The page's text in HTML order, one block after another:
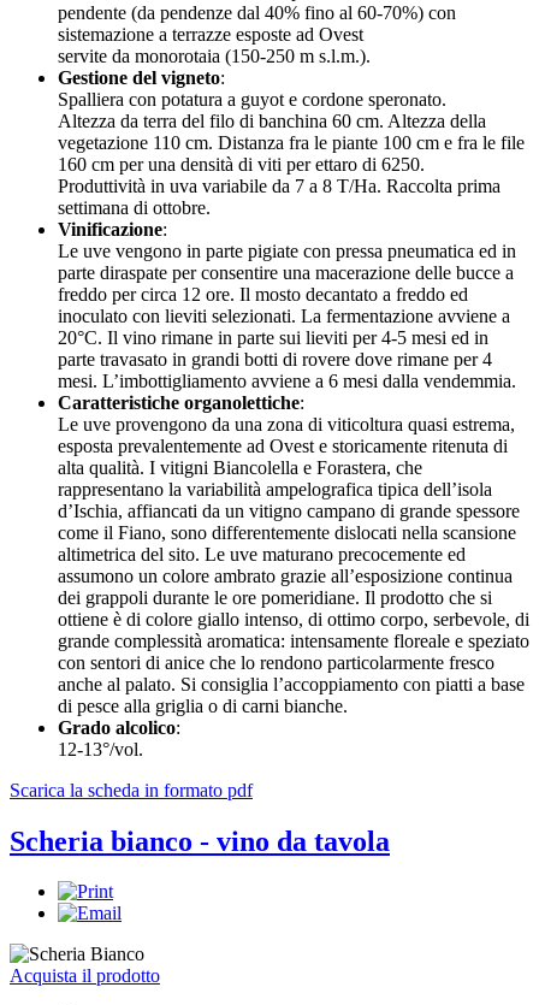
pendente (da pendenze dal 40% fino al 60-70%) con
sistemazione a terrazze esposte ad Ovest
servite da monorotaia (150-250 m s.l.m.).
Gestione del vigneto:
Spalliera con potatura a guyot e cordone speronato.
Altezza da terra del filo di banchina 60 cm. Altezza della
vegetazione 110 cm. Distanza fra le piante 100 cm e fra le file
160 cm per una densità di viti per ettaro di 6250.
Produttività in uva variabile da 7 a 8 T/Ha. Raccolta prima
settimana di ottobre.
Vinificazione:
Le uve vengono in parte pigiate con pressa pneumatica ed in
parte diraspate per consentire una macerazione delle bucce a
freddo per circa 12 ore. Il mosto decantato a freddo ed
inoculato con lieviti selezionati. La fermentazione avviene a
20°C. Il vino rimane in parte sui lieviti per 4-5 mesi ed in
parte travasato in grandi botti di rovere dove rimane per 4
mesi. L’imbottigliamento avviene a 6 mesi dalla vendemmia.
Caratteristiche organolettiche:
Le uve provengono da una zona di viticoltura quasi estrema,
esposta prevalentemente ad Ovest e storicamente ritenuta di
alta qualità. I vitigni Biancolella e Forastera, che
rappresentano la variabilità ampelografica tipica dell’isola
d’Ischia, affiancati da un vitigno campano di grande spessore
come il Fiano, sono differentemente dislocati nella scansione
altimetrica del sito. Le uve maturano precocemente ed
assumono un colore ambrato grazie all’esposizione continua
dei grappoli durante le ore pomeridiane. Il prodotto che si
ottiene è di colore giallo intenso, di ottimo corpo, serbevole, di
grande complessità aromatica: intensamente floreale e speziato
con sentori di anice che lo rendono particolarmente fresco
anche al palato. Si consiglia l’accoppiamento con piatti a base
di pesce alla griglia o di carni bianche.
Grado alcolico:
12-13°/vol.
Scarica la scheda in formato pdf
Scheria bianco - vino da tavola
Acquista il prodotto